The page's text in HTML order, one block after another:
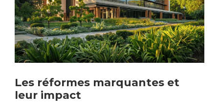
Les réformes marquantes et
leur impact